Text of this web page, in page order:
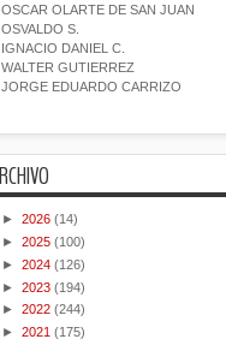
OSCAR OLARTE DE SAN JUAN
OSVALDO S.
IGNACIO DANIEL C.
WALTER GUTIERREZ
JORGE EDUARDO CARRIZO
► 2026 (14)
► 2025 (100)
► 2024 (126)
► 2023 (194)
► 2022 (244)
► 2021 (175)